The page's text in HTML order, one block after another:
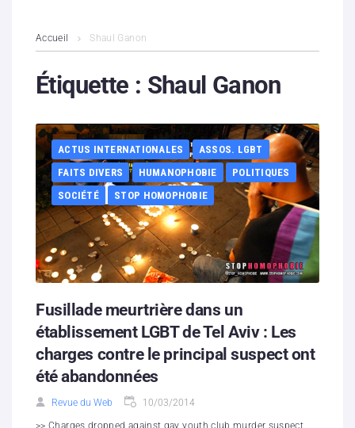
Contenus litigieux
Boutique
Partenaires
Contacts
Hébergement solidaire
Accueil Shaul Ganon
Étiquette : Shaul Ganon
ACTUS INTERNATIONALES
ASSOS. LGBT
FAITS DIVERS
HUMANOPHOBIE
POLITIQUES
SOCIÉTÉ
STOP HOMOPHOBIE
Fusillade meurtrière dans un
établissement LGBT de Tel Aviv : Les
charges contre le principal suspect ont
été abandonnées
Revue du Web 10/03/2014
>> Charges dropped against gay youth club murder suspect